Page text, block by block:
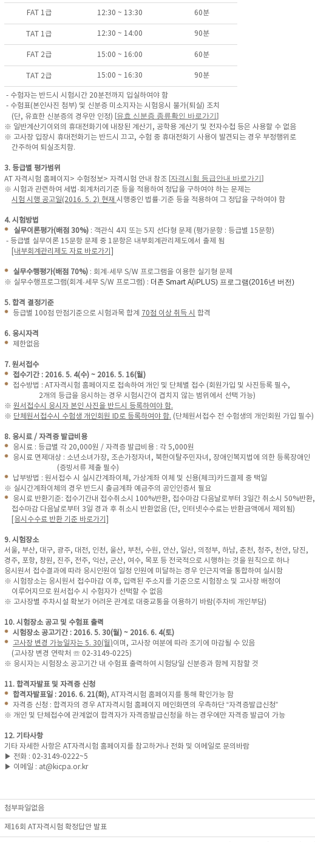
FAT 1급 12:30 ~ 13:30 60분
TAT 1급 12:30 ~ 14:00 90분
FAT 2급 15:00 ~ 16:00 60분
TAT 2급 15:00 ~ 16:30 90분
- 수험자는 반드시 시험시간 20분전까지 입실하여야 함
- 수험표(본인사진 첨부) 및 신분증 미소지자는 시험응시 불가(퇴실) 조치
(단, 유효한 신분증의 경우만 인정) [유효 신분증 종류확인 바로가기 ]
※ 일반계산기이외의 휴대전화기에 내장된 계산기, 공학용 계산기 및 전자수첩 등은 사용할 수 없음
※ 고사장 입장시 휴대전화기는 반드시 끄고, 수험 중 휴대전화기 사용이 발견되는 경우 부정행위로
간주하여 퇴실조치함.
3. 등급별 평가범위
AT 자격시험 홈페이지> 수험정보> 자격시험 안내 참조 [자격시험 등급안내 바로가기 ]
※ 시험과 관련하여 세법·회계처리기준 등을 적용하여 정답을 구하여야 하는 문제는
시험 시행 공고일(2016. 5. 2) 현재 시행중인 법률·기준 등을 적용하여 그 정답을 구하여야 함
4. 시험방법
실무이론평가(배점 30%) : 객관식 4지 또는 5지 선다형 문제 (평가문항 : 등급별 15문항)
- 등급별 실무이론 15문항 문제 중 1문항은 내부회계관리제도에서 출제 됨
[내부회계관리제도 자료 바로가기]
실무수행평가(배점 70%) : 회계·세무 S/W 프로그램을 이용한 실기형 문제
※ 실무수행프로그램(회계·세무 S/W 프로그램) : 더존 Smart A(iPLUS) 프로그램(2016년 버전)
5. 합격 결정기준
등급별 100점 만점기준으로 시험과목 합계 70점 이상 취득 시 합격
6. 응시자격
제한없음
7. 원서접수
접수기간 : 2016. 5. 4(수) ~ 2016. 5. 16(월)
접수방법 : AT자격시험 홈페이지로 접속하여 개인 및 단체별 접수 (회원가입 및 사진등록 필수,
2개의 등급을 응시하는 경우 시험시간이 겹치지 않는 범위에서 선택 가능)
※ 원서접수시 응시자 본인 사진을 반드시 등록하여야 함.
※ 단체원서접수시 수험생 개인회원 ID로 등록하여야 함. (단체원서접수 전 수험생의 개인회원 가입 필수)
8. 응시료 / 자격증 발급비용
응시료 : 등급별 각 20,000원 / 자격증 발급비용 : 각 5,000원
응시료 면제대상 : 소년소녀가장, 조손가정자녀, 북한이탈주민자녀, 장애인복지법에 의한 등록장애인
(증빙서류 제출 필수)
납부방법 : 원서접수 시 실시간계좌이체, 가상계좌 이체 및 신용(체크)카드결제 중 택일
※ 실시간계좌이체의 경우 반드시 출금계좌 예금주의 공인인증서 필요
응시료 반환기준: 접수기간내 접수취소시 100%반환, 접수마감 다음날로부터 3일간 취소시 50%반환,
접수마감 다음날로부터 3일 경과 후 취소시 반환없음 (단, 인터넷수수료는 반환금액에서 제외됨)
[응시수수료 반환 기준 바로가기]
9. 시험장소
서울, 부산, 대구, 광주, 대전, 인천, 울산, 부천, 수원, 안산, 일산, 의정부, 하남, 춘천, 청주, 천안, 당진,
경주, 포항, 창원, 진주, 전주, 익산, 군산, 여수, 목포 등 전국적으로 시행하는 것을 원칙으로 하나
응시원서 접수결과에 따라 응시인원이 일정 인원에 미달하는 경우 인근지역을 통합하여 실시함
※ 시험장소는 응시원서 접수마감 이후, 입력된 주소지를 기준으로 시험장소 및 고사장 배정이
이루어지므로 원서접수 시 수험자가 선택할 수 없음
※ 고사장별 주차시설 확보가 어려운 관계로 대중교통을 이용하기 바람(주차비 개인부담)
10. 시험장소 공고 및 수험표 출력
시험장소 공고기간 : 2016. 5. 30(월) ~ 2016. 6. 4(토)
고사장 변경 가능일자는 5. 30(월)이며, 고사장 여분에 따라 조기에 마감될 수 있음
(고사장 변경 연락처 ☏ 02-3149-0225)
※ 응시자는 시험장소 공고기간 내 수험표 출력하여 시험당일 신분증과 함께 지참할 것
11. 합격자발표 및 자격증 신청
합격자발표일 : 2016. 6. 21(화), AT자격시험 홈페이지를 통해 확인가능 함
자격증 신청 : 합격자의 경우 AT자격시험 홈페이지 메인화면의 우측하단 “자격증발급신청”
※ 개인 및 단체접수에 관계없이 합격자가 자격증발급신청을 하는 경우에만 자격증 발급이 가능
12. 기타사항
기타 자세한 사항은 AT자격시험 홈페이지를 참고하거나 전화 및 이메일로 문의바람
▶ 전화 : 02-3149-0222~5
▶ 이메일 : at@kicpa.or.kr
첨부파일없음
제16회 AT자격시험 확정답안 발표